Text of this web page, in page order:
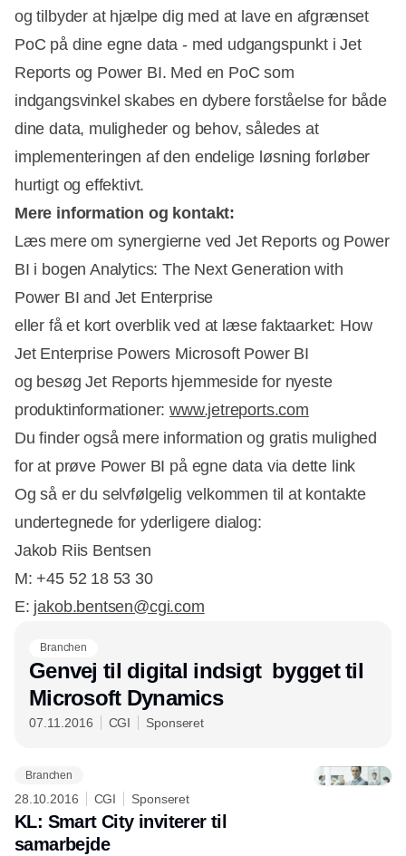
og tilbyder at hjælpe dig med at lave en afgrænset
PoC på dine egne data - med udgangspunkt i Jet
Reports og Power BI. Med en PoC som
indgangsvinkel skabes en dybere forståelse for både
dine data, muligheder og behov, således at
implementeringen af den endelige løsning forløber
hurtigt og effektivt.
Mere information og kontakt:
Læs mere om synergierne ved Jet Reports og Power
BI i bogen Analytics: The Next Generation with
Power BI and Jet Enterprise
eller få et kort overblik ved at læse faktaarket: How
Jet Enterprise Powers Microsoft Power BI
og besøg Jet Reports hjemmeside for nyeste
produktinformationer:www.jetreports.com
Du finder også mere information og gratis mulighed
for at prøve Power BI på egne data via dette link
Og så er du selvfølgelig velkommen til at kontakte
undertegnede for yderligere dialog:
Jakob Riis Bentsen
M: +45 52 18 53 30
E: jakob.bentsen@cgi.com
Branchen
Genvej til digital indsigt  bygget til
Microsoft Dynamics
07.11.2016 CGI Sponseret
Branchen
28.10.2016 CGI Sponseret
KL: Smart City inviterer til
samarbejde